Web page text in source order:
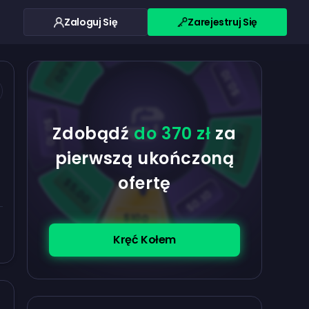
Zaloguj Się Zarejestruj Się
Zdobądź do 370 zł za
pierwszą ukończoną
ofertę
Kręć Kołem
$100
$5.00
$0.10
$5.00
$0.10 $5.00
$5.00